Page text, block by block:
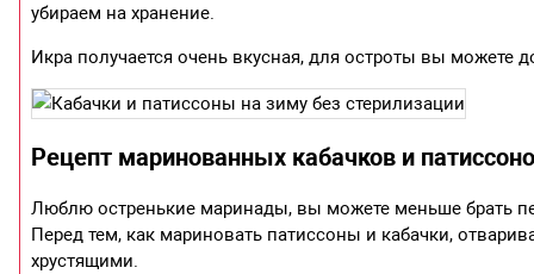
убираем на хранение.
Икра получается очень вкусная, для остроты вы можете
Рецепт маринованных кабачков и
Люблю остренькие маринады, вы можете меньше брать
Перед тем, как мариновать патиссоны и кабачки,
хрустящими.